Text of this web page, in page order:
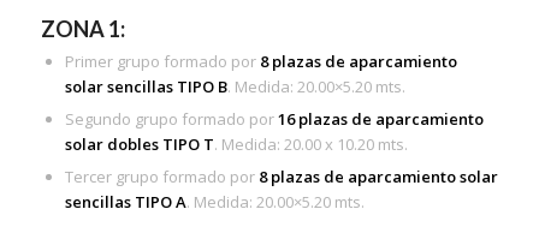
ZONA 1:
Primer grupo formado por8 plazas de aparcamiento
solar sencillas TIPO B. Medida: 20.00×5.20 mts.
Segundo grupo formado por16 plazas de aparcamiento
solar dobles TIPO T. Medida: 20.00 x 10.20 mts.
Tercer grupo formado por 8 plazas de aparcamiento solar
sencillas TIPO A. Medida: 20.00×5.20 mts.